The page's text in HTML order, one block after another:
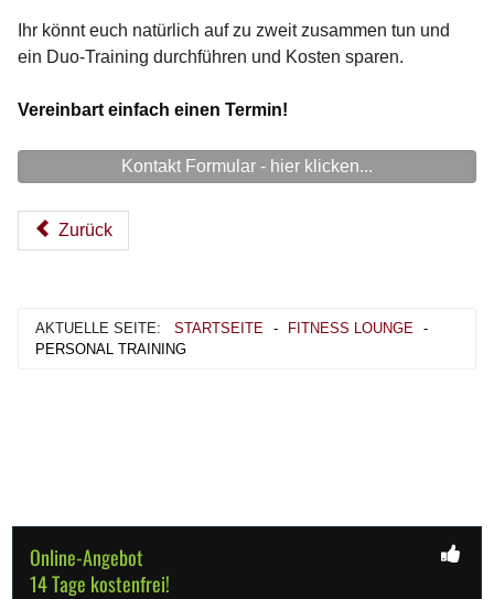
Ihr könnt euch natürlich auf zu zweit zusammen tun und
ein Duo-Training durchführen und Kosten sparen.
Vereinbart einfach einen Termin!
Kontakt Formular - hier klicken...
Zurück
AKTUELLE SEITE: STARTSEITE - FITNESS LOUNGE -
PERSONAL TRAINING
Online-Angebot
14 Tage kostenfrei!